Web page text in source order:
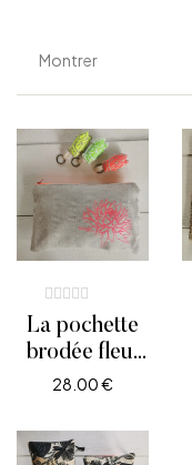
Montrer
La pochette
brodée fleur
de lotus fluo
28.00€